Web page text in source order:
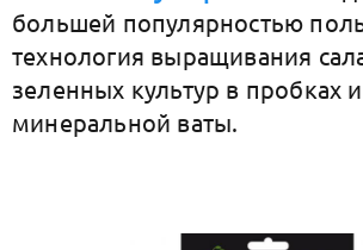
большей популярностью
технология выращивания
зеленных культур в пробках
минеральной ваты.